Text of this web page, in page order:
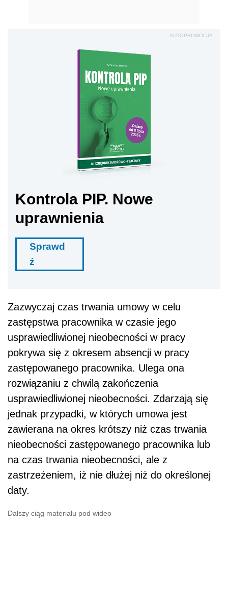
AUTOPROMOCJA
Kontrola PIP. Nowe
uprawnienia
Sprawd
ź
Zazwyczaj czas trwania umowy w celu
zastępstwa pracownika w czasie jego
usprawiedliwionej nieobecności w pracy
pokrywa się z okresem absencji w pracy
zastępowanego pracownika. Ulega ona
rozwiązaniu z chwilą zakończenia
usprawiedliwionej nieobecności. Zdarzają się
jednak przypadki, w których umowa jest
zawierana na okres krótszy niż czas trwania
nieobecności zastępowanego pracownika lub
na czas trwania nieobecności, ale z
zastrzeżeniem, iż nie dłużej niż do określonej
daty.
Dalszy ciąg materiału pod wideo